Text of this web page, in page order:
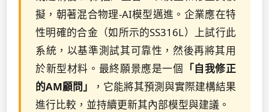
擬，朝著混合物理-AI模型邁進。企業應在特
性明確的合金（如所示的SS316L）上試行此
系統，以基準測試其可靠性，然後再將其用
於新型材料。最終願景應是一個 「自我修正
的AM顧問」
，它能將其預測與實際建構結果
進行比較，並持續更新其內部模型與建議。